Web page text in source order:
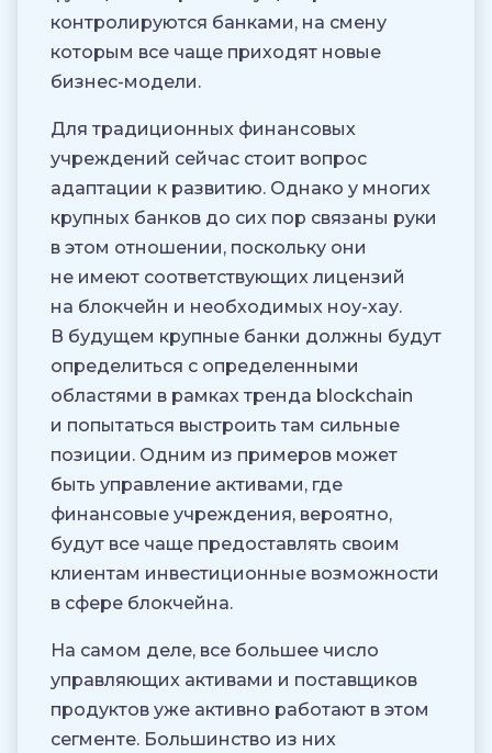
контролируются банками, на смену
которым все чаще приходят новые
бизнес-модели.
Для традиционных финансовых
учреждений сейчас стоит вопрос
адаптации к развитию. Однако у многих
крупных банков до сих пор связаны руки
в этом отношении, поскольку они
не имеют соответствующих лицензий
на блокчейн и необходимых ноу-хау.
В будущем крупные банки должны будут
определиться с определенными
областями в рамках тренда blockchain
и попытаться выстроить там сильные
позиции. Одним из примеров может
быть управление активами, где
финансовые учреждения, вероятно,
будут все чаще предоставлять своим
клиентам инвестиционные возможности
в сфере блокчейна.
На самом деле, все большее число
управляющих активами и поставщиков
продуктов уже активно работают в этом
сегменте. Большинство из них